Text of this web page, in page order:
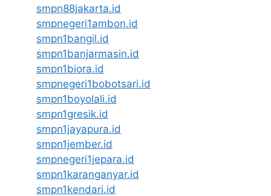
smpn88jakarta.id
smpnegeri1ambon.id
smpn1bangil.id
smpn1banjarmasin.id
smpn1biora.id
smpnegeri1bobotsari.id
smpn1boyolali.id
smpn1gresik.id
smpn1jayapura.id
smpn1jember.id
smpnegeri1jepara.id
smpn1karanganyar.id
smpn1kendari.id